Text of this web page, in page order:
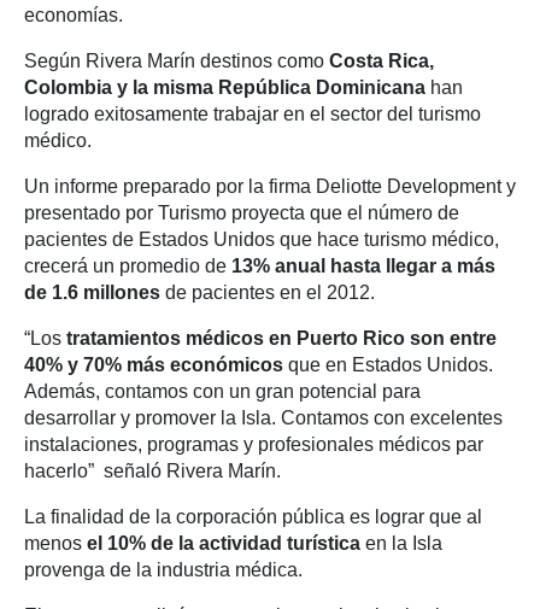
economías.
Según Rivera Marín destinos como Costa Rica,
Colombia y la misma República Dominicana han
logrado exitosamente trabajar en el sector del turismo
médico.
Un informe preparado por la firma Deliotte Development y
presentado por Turismo proyecta que el número de
pacientes de Estados Unidos que hace turismo médico,
crecerá un promedio de 13% anual hasta llegar a más
de 1.6 millones de pacientes en el 2012.
“Los tratamientos médicos en Puerto Rico son entre
40% y 70% más económicos que en Estados Unidos.
Además, contamos con un gran potencial para
desarrollar y promover la Isla. Contamos con excelentes
instalaciones, programas y profesionales médicos par
hacerlo” señaló Rivera Marín.
La finalidad de la corporación pública es lograr que al
menos el 10% de la actividad turística en la Isla
provenga de la industria médica.